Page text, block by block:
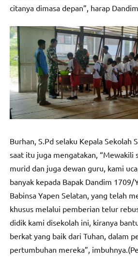
citanya dimasa depan”, harap
Burhan, S.Pd selaku Kepala Sekolah
saat itu juga mengatakan, “Mewakili
murid dan juga dewan guru, kami
banyak kepada Bapak Dandim 1709/
Babinsa Yapen Selatan, yang telah
khusus melalui pemberian telur
didik kami disekolah ini, kiranya
berkat yang baik dari Tuhan, dalam
pertumbuhan mereka”,